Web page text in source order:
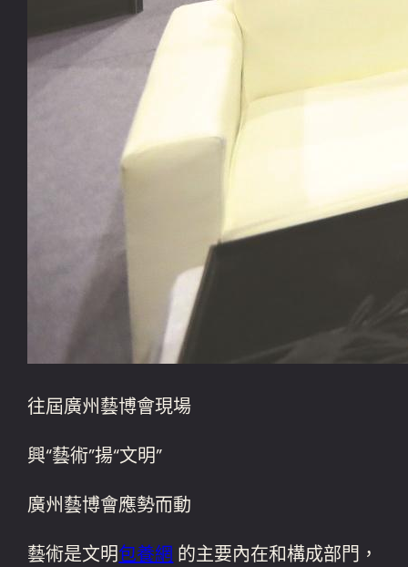
往屆廣州藝博會現場
興“藝術”揚“文明”
廣州藝博會應勢而動
藝術是文明包養網 的主要內在和構成部門，